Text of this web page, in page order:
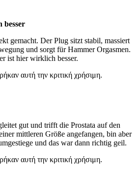
besser
gemacht. Der Plug sitzt stabil, massiert
und sorgt für Hammer Orgasmen.
ist hier wirklich besser.
αυτή την κριτική χρήσιμη.
gut und trifft die Prostata auf den
mittleren Größe angefangen, bin aber
und das war dann richtig geil.
αυτή την κριτική χρήσιμη.